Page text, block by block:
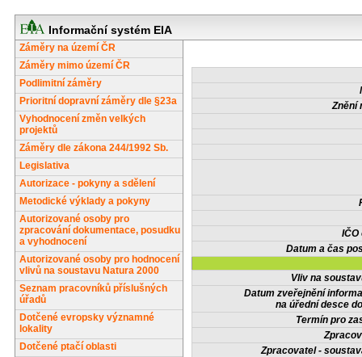
Informační systém EIA
Záměry na území ČR
Záměry mimo území ČR
Podlimitní záměry
Prioritní dopravní záměry dle §23a
Vyhodnocení změn velkých
projektů
Záměry dle zákona 244/1992 Sb.
Legislativa
Autorizace - pokyny a sdělení
Metodické výklady a pokyny
Autorizované osoby pro
zpracování dokumentace, posudku
a vyhodnocení
Autorizované osoby pro hodnocení
vlivů na soustavu Natura 2000
Seznam pracovníků příslušných
úřadů
Dotčené evropsky významné
lokality
Dotčené ptačí oblasti
Znění
IČO
Datum a čas
Vliv na
Datum zveřejnění
na úřední desce
Termín pro
Zpracovatel -